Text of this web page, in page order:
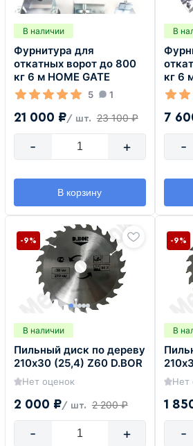
В наличии
Фурнитура для
откатных ворот до 800
кг 6 м HOME GATE
5 1
21 000 ₽/ шт. 23 100 ₽
- +
В корзину
В
кг 6
7
-
В наличии
Пильный диск по дереву
210х30 (25,4) Z60 D.BOR
Нет оценок
2 000 ₽/ шт. 2 200 ₽
-9%
- +
В
Нет
1
-9%
-